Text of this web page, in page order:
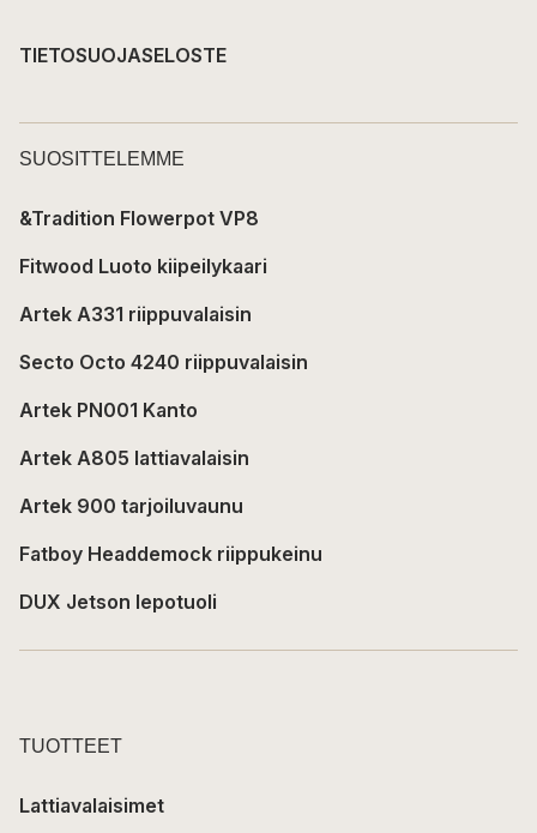
TIETOSUOJASELOSTE
SUOSITTELEMME
&Tradition Flowerpot VP8
Fitwood Luoto kiipeilykaari
Artek A331 riippuvalaisin
Secto Octo 4240 riippuvalaisin
Artek PN001 Kanto
Artek A805 lattiavalaisin
Artek 900 tarjoiluvaunu
Fatboy Headdemock riippukeinu
DUX Jetson lepotuoli
TUOTTEET
Lattiavalaisimet